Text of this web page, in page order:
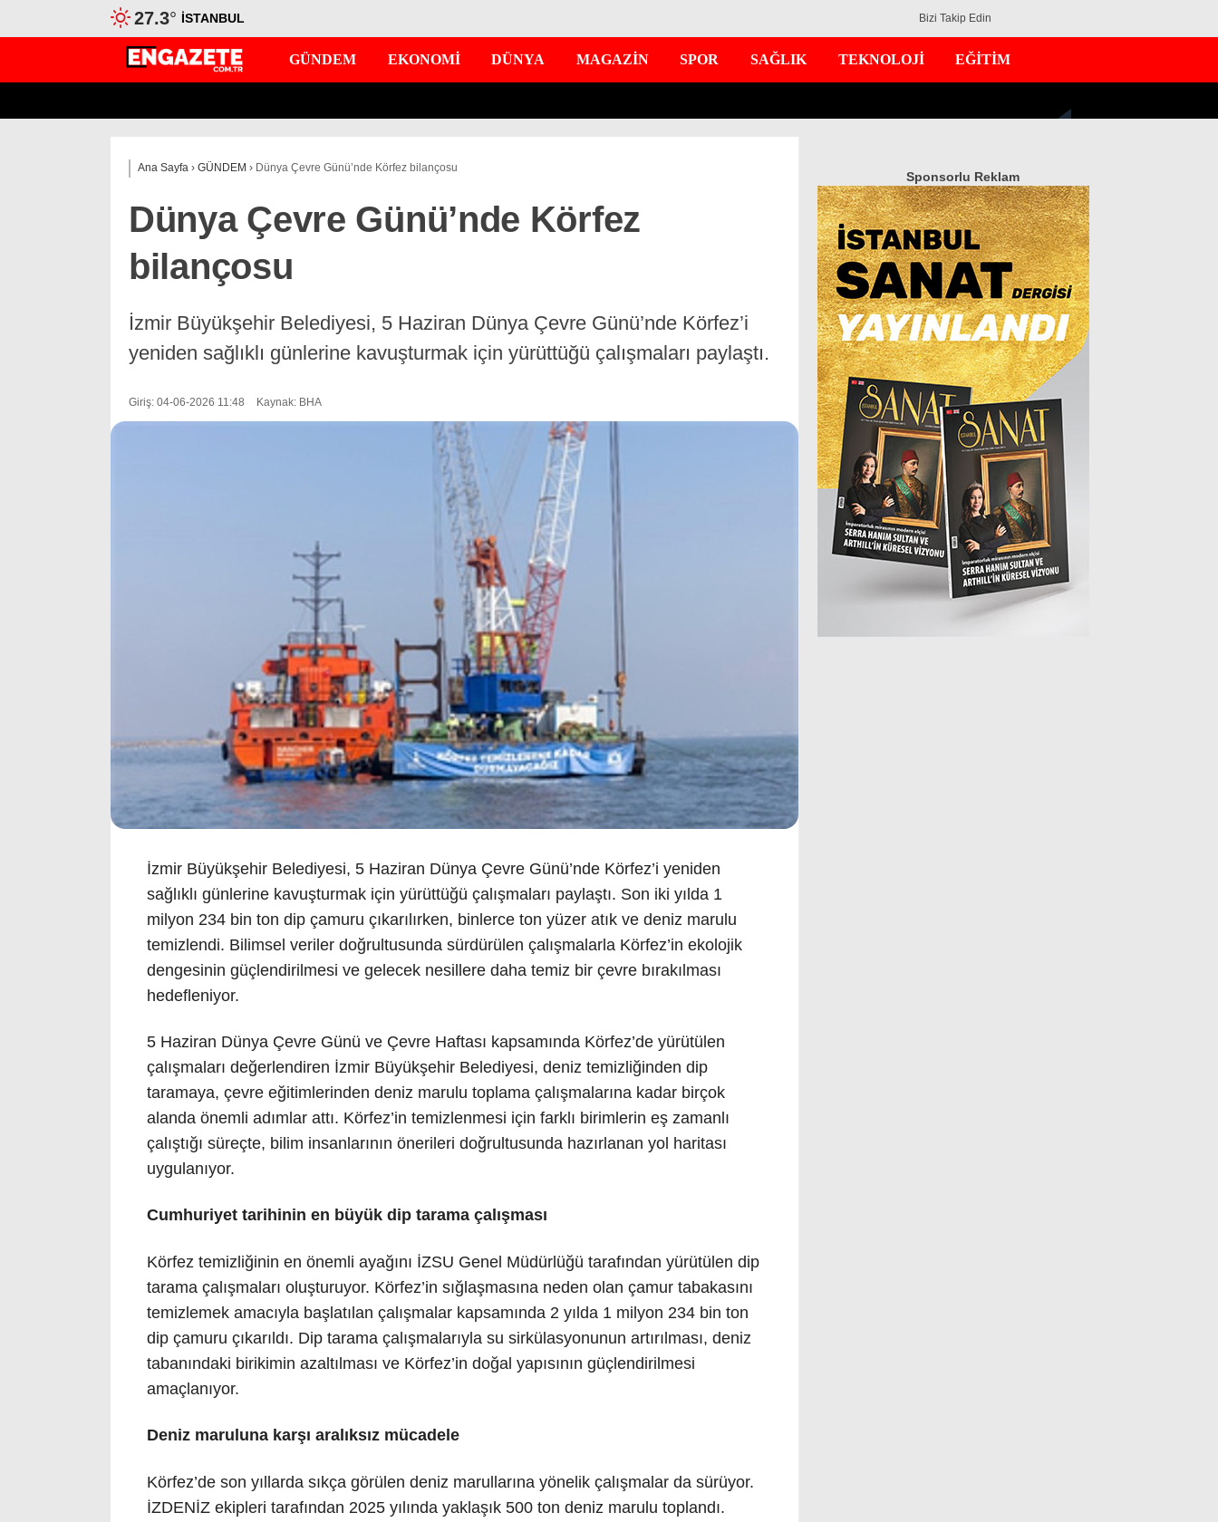
GÜNDEM
EKONOMİ
DÜNYA
MAGAZİN
SPOR
SAĞLIK
TEKNOLOJİ
EĞİTİM
27.3° İSTANBUL Bizi Takip Edin
GÜNDEM EKONOMİ DÜNYA MAGAZİN SPOR SAĞLIK TEKNOLOJİ EĞİTİM
Ana Sayfa › GÜNDEM › Dünya Çevre Günü’nde Körfez bilançosu
Dünya Çevre Günü’nde Körfez
bilançosu
İzmir Büyükşehir Belediyesi, 5 Haziran Dünya Çevre Günü’nde Körfez’i
yeniden sağlıklı günlerine kavuşturmak için yürüttüğü çalışmaları paylaştı.
Giriş: 04-06-2026 11:48 Kaynak: BHA
İzmir Büyükşehir Belediyesi, 5 Haziran Dünya Çevre Günü’nde Körfez’i yeniden
sağlıklı günlerine kavuşturmak için yürüttüğü çalışmaları paylaştı. Son iki yılda 1
milyon 234 bin ton dip çamuru çıkarılırken, binlerce ton yüzer atık ve deniz marulu
temizlendi. Bilimsel veriler doğrultusunda sürdürülen çalışmalarla Körfez’in ekolojik
dengesinin güçlendirilmesi ve gelecek nesillere daha temiz bir çevre bırakılması
hedefleniyor.
5 Haziran Dünya Çevre Günü ve Çevre Haftası kapsamında Körfez’de yürütülen
çalışmaları değerlendiren İzmir Büyükşehir Belediyesi, deniz temizliğinden dip
taramaya, çevre eğitimlerinden deniz marulu toplama çalışmalarına kadar birçok
alanda önemli adımlar attı. Körfez’in temizlenmesi için farklı birimlerin eş zamanlı
çalıştığı süreçte, bilim insanlarının önerileri doğrultusunda hazırlanan yol haritası
uygulanıyor.
Cumhuriyet tarihinin en büyük dip tarama çalışması
Körfez temizliğinin en önemli ayağını İZSU Genel Müdürlüğü tarafından yürütülen dip
tarama çalışmaları oluşturuyor. Körfez’in sığlaşmasına neden olan çamur tabakasını
temizlemek amacıyla başlatılan çalışmalar kapsamında 2 yılda 1 milyon 234 bin ton
dip çamuru çıkarıldı. Dip tarama çalışmalarıyla su sirkülasyonunun artırılması, deniz
tabanındaki birikimin azaltılması ve Körfez’in doğal yapısının güçlendirilmesi
amaçlanıyor.
Deniz maruluna karşı aralıksız mücadele
Körfez’de son yıllarda sıkça görülen deniz marullarına yönelik çalışmalar da sürüyor.
İZDENİZ ekipleri tarafından 2025 yılında yaklaşık 500 ton deniz marulu toplandı.
Sponsorlu Reklam